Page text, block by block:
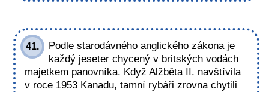
41.
Podle starodávného anglického zákona je
každý jeseter chycený v britských vodách
majetkem panovníka. Když Alžběta II. navštívila
v roce 1953 Kanadu, tamní rybáři zrovna chytili